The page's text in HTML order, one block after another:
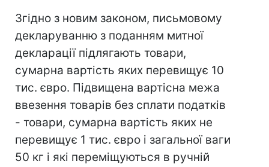
Згідно з новим законом, письмовому
декларуванню з поданням митної
декларації підлягають товари,
сумарна вартість яких перевищує 10
тис. євро. Підвищена вартісна межа
ввезення товарів без сплати податків
- товари, сумарна вартість яких не
перевищує 1 тис. євро і загальної ваги
50 кг і які переміщуються в ручній